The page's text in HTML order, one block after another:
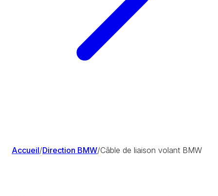
Accueil/Direction BMW/Câble de liaison volant BMW